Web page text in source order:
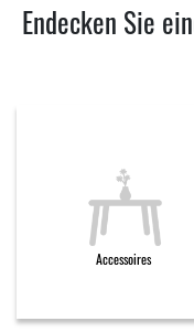
Endecken Sie
Accessoires